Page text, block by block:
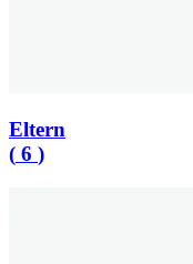
Eltern
( 6 )